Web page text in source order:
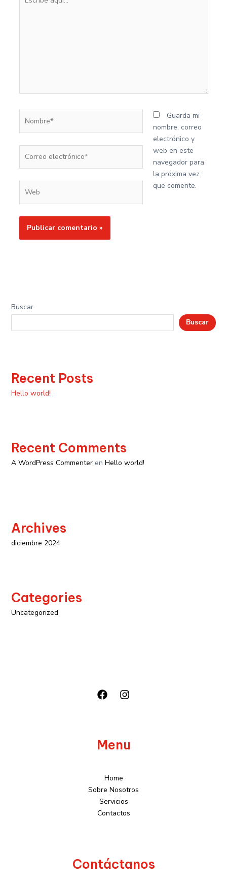
aquí...
electrónico*
Guarda mi
nombre, correo
electrónico y
web en este
navegador para
la próxima vez
que comente.
Buscar
Buscar
Recent Posts
Hello world!
Recent Comments
A WordPress Commenteren Hello world!
Archives
diciembre 2024
Categories
Uncategorized
Menu
Home
Sobre Nosotros
Servicios
Contactos
Contáctanos